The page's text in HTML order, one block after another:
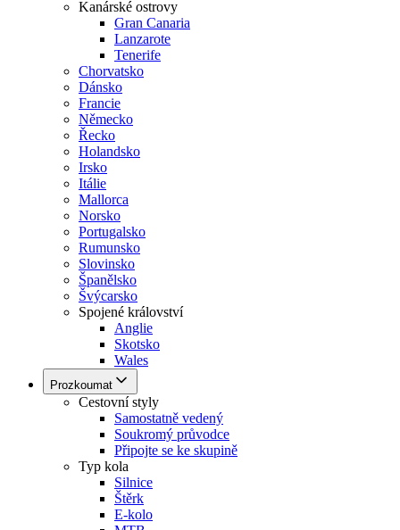
Kanárské ostrovy
Gran Canaria
Lanzarote
Tenerife
Chorvatsko
Dánsko
Francie
Německo
Řecko
Holandsko
Irsko
Itálie
Mallorca
Norsko
Portugalsko
Rumunsko
Slovinsko
Španělsko
Švýcarsko
Spojené království
Anglie
Skotsko
Wales
Prozkoumat
Cestovní styly
Samostatně vedený
Soukromý průvodce
Připojte se ke skupině
Typ kola
Silnice
Štěrk
E-kolo